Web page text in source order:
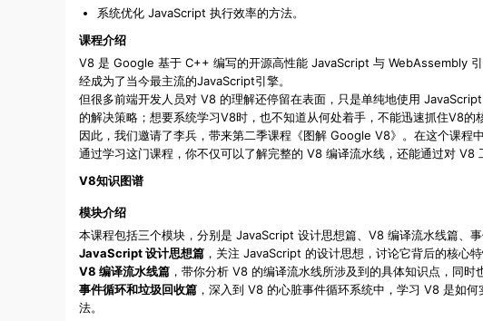
系统优化 JavaScript 执行效率的方法。
课程介绍
V8 是 Google 基于 C++ 编写的开源高性能 JavaScript 与 WebAssembly
经成为了当今最主流的JavaScript引擎。
但很多前端开发人员对 V8 的理解还停留在表面，只是单纯地使用
的解决策略；想要系统学习V8时，也不知道从何处着手，不能迅速抓住V8的
因此，我们邀请了李兵，带来第二季课程《图解 Google V8》。在这个课程
通过学习这门课程，你不仅可以了解完整的 V8 编译流水线，还能通过对
V8知识图谱
模块介绍
本课程包括三个模块，分别是 JavaScript 设计思想篇、V8 编译流水线篇、事
JavaScript 设计思想篇 ，关注 JavaScript 的设计思想，讨论它背后的核心
V8 编译流水线篇 ，带你分析 V8 的编译流水线所涉及到的具体知识点，同
事件循环和垃圾回收篇 ，深入到 V8 的心脏事件循环系统中，学习 V8 是如
法。